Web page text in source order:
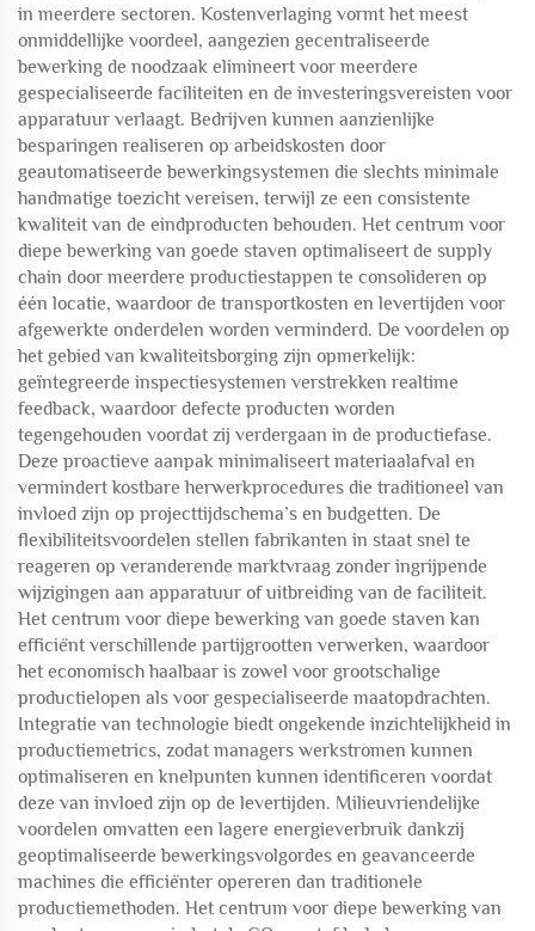
in meerdere sectoren. Kostenverlaging vormt het meest
onmiddellijke voordeel, aangezien gecentraliseerde
bewerking de noodzaak elimineert voor meerdere
gespecialiseerde faciliteiten en de investeringsvereisten voor
apparatuur verlaagt. Bedrijven kunnen aanzienlijke
besparingen realiseren op arbeidskosten door
geautomatiseerde bewerkingsystemen die slechts minimale
handmatige toezicht vereisen, terwijl ze een consistente
kwaliteit van de eindproducten behouden. Het centrum voor
diepe bewerking van goede staven optimaliseert de supply
chain door meerdere productiestappen te consolideren op
één locatie, waardoor de transportkosten en levertijden voor
afgewerkte onderdelen worden verminderd. De voordelen op
het gebied van kwaliteitsborging zijn opmerkelijk:
geïntegreerde inspectiesystemen verstrekken realtime
feedback, waardoor defecte producten worden
tegengehouden voordat zij verdergaan in de productiefase.
Deze proactieve aanpak minimaliseert materiaalafval en
vermindert kostbare herwerkprocedures die traditioneel van
invloed zijn op projecttijdschema’s en budgetten. De
flexibiliteitsvoordelen stellen fabrikanten in staat snel te
reageren op veranderende marktvraag zonder ingrijpende
wijzigingen aan apparatuur of uitbreiding van de faciliteit.
Het centrum voor diepe bewerking van goede staven kan
efficiënt verschillende partijgrootten verwerken, waardoor
het economisch haalbaar is zowel voor grootschalige
productielopen als voor gespecialiseerde maatopdrachten.
Integratie van technologie biedt ongekende inzichtelijkheid in
productiemetrics, zodat managers werkstromen kunnen
optimaliseren en knelpunten kunnen identificeren voordat
deze van invloed zijn op de levertijden. Milieuvriendelijke
voordelen omvatten een lagere energieverbruik dankzij
geoptimaliseerde bewerkingsvolgordes en geavanceerde
machines die efficiënter opereren dan traditionele
productiemethoden. Het centrum voor diepe bewerking van